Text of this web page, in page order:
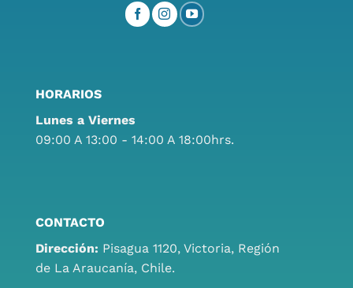
HORARIOS
Lunes a Viernes
09:00 A 13:00 - 14:00 A 18:00hrs.
CONTACTO
Dirección: Pisagua 1120, Victoria, Región
de La Araucanía, Chile.